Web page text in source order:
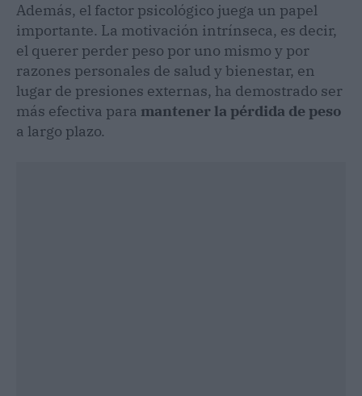
Además, el factor psicológico juega un papel
importante. La motivación intrínseca, es decir,
el querer perder peso por uno mismo y por
razones personales de salud y bienestar, en
lugar de presiones externas, ha demostrado ser
más efectiva para mantener la pérdida de peso
a largo plazo.